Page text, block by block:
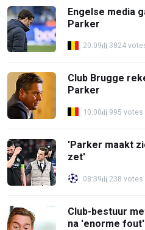
Engelse media
Parker
20:09 3824
Club Brugge
Parker
10:00 995 votes
'Parker maakt
zet'
08:39 238 votes
Club-bestuur
na 'enorme fout'